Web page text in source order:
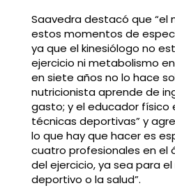
Saavedra destacó que “el
estos momentos de
ya que el kinesiólogo no
ejercicio ni metabolismo
en siete años no lo hace
nutricionista aprende de
gasto; y el educador físico
técnicas deportivas” y
lo que hay que hacer es
cuatro profesionales en el
del ejercicio, ya sea para
deportivo o la salud”.